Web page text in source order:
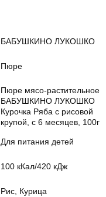
БАБУШКИНО ЛУКОШКО
Пюре
Пюре мясо-растительное
БАБУШКИНО ЛУКОШКО
Курочка Ряба с рисовой
крупой, с 6 месяцев, 100г
Для питания детей
100 кКал/420 кДж
Рис, Курица